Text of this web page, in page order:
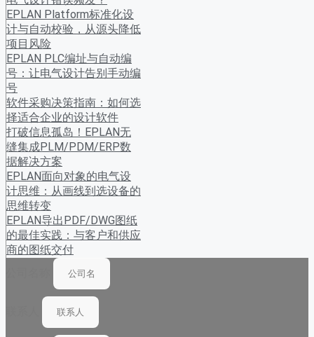
EPLAN Platform标准化设
计与自动校验，从源头降低
项目风险
EPLAN PLC编址与自动编
号：让电气设计告别手动编
号
软件采购决策指南：如何选
择适合企业的设计软件
打破信息孤岛！EPLAN无
缝集成PLM/PDM/ERP数
据解决方案
EPLAN面向对象的电气设
计思维：从画线到选设备的
思维转变
EPLAN导出PDF/DWG图纸
的最佳实践：与客户和供应
商的图纸交付